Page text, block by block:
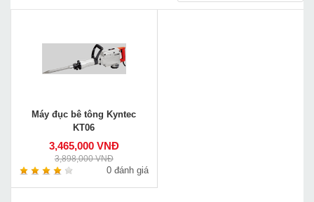
Máy đục bê tông Kyntec
KT06
3,465,000 VNĐ
3,898,000 VNĐ
0 đánh giá